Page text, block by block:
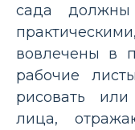
сада
вовлечены в
рабочие
рисовать
лица,